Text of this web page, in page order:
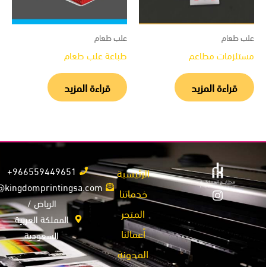
طعام
مطاعم
قراءة المزيد
علب طعام
طباعة علب طعام
قراءة المزيد
الرئيسية
خدماتنا
المتجر
أعمالنا
المدونة
966559449651+
info@kingdomprintingsa.com
الرياض /
المملكة العربية
السعودية